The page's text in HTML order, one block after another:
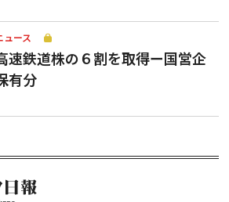
ース
速鉄道株の６割を取得ー国営企
有分